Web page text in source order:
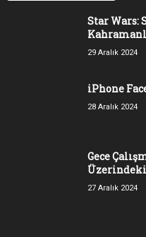
Star Wars:
29 Aralık 2024
iPhone
28 Aralık 2024
Gece
27 Aralık 2024